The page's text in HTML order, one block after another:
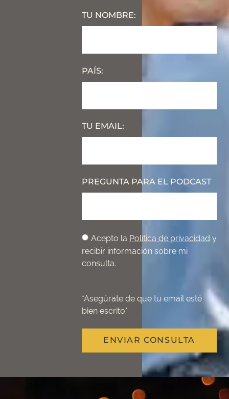
TU NOMBRE:
PAÍS:
TU EMAIL:
PREGUNTA PARA EL PODCAST
Acepto la Política de privacidad y
recibir información sobre mi
consulta.
*Asegúrate de que tu email esté
bien escrito*
ENVIAR CONSULTA